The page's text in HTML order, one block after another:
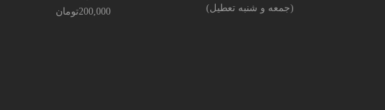
200,000تومان
(جمعه و شنبه تعطیل)